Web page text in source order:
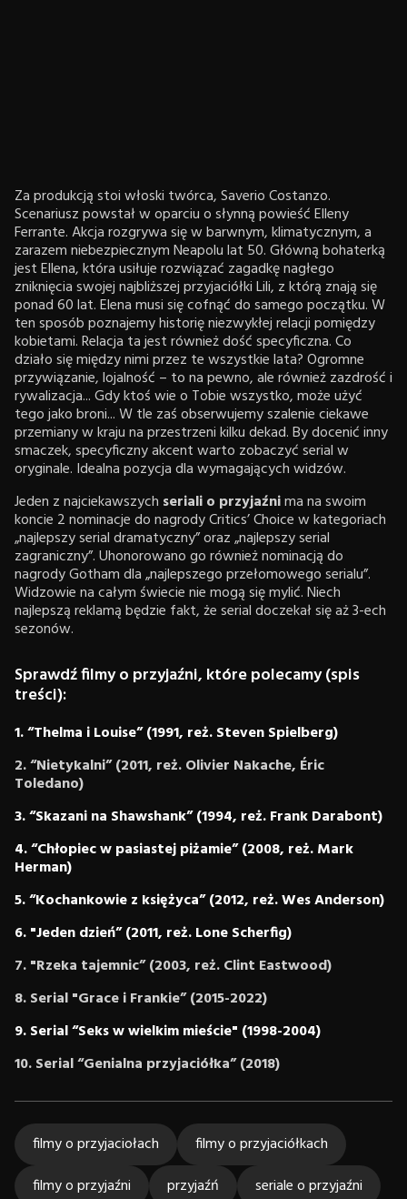
Za produkcją stoi włoski twórca, Saverio Costanzo.
Scenariusz powstał w oparciu o słynną powieść Elleny
Ferrante. Akcja rozgrywa się w barwnym, klimatycznym, a
zarazem niebezpiecznym Neapolu lat 50. Główną bohaterką
jest Ellena, która usiłuje rozwiązać zagadkę nagłego
zniknięcia swojej najbliższej przyjaciółki Lili, z którą znają się
ponad 60 lat. Elena musi się cofnąć do samego początku. W
ten sposób poznajemy historię niezwykłej relacji pomiędzy
kobietami. Relacja ta jest również dość specyficzna. Co
działo się między nimi przez te wszystkie lata? Ogromne
przywiązanie, lojalność – to na pewno, ale również zazdrość i
rywalizacja... Gdy ktoś wie o Tobie wszystko, może użyć
tego jako broni... W tle zaś obserwujemy szalenie ciekawe
przemiany w kraju na przestrzeni kilku dekad. By docenić inny
smaczek, specyficzny akcent warto zobaczyć serial w
oryginale. Idealna pozycja dla wymagających widzów.
Jeden z najciekawszych seriali o przyjaźnima na swoim
koncie 2 nominacje do nagrody Critics’ Choice w kategoriach
„najlepszy serial dramatyczny” oraz „najlepszy serial
zagraniczny”. Uhonorowano go również nominacją do
nagrody Gotham dla „najlepszego przełomowego serialu”.
Widzowie na całym świecie nie mogą się mylić. Niech
najlepszą reklamą będzie fakt, że serial doczekał się aż 3-ech
sezonów.
Sprawdź filmy o przyjaźni, które polecamy (spis
treści):
1. “Thelma i Louise” (1991, reż. Steven Spielberg)
2. “Nietykalni” (2011, reż. Olivier Nakache, Éric
Toledano)
3. “Skazani na Shawshank” (1994, reż. Frank Darabont)
4. “Chłopiec w pasiastej piżamie” (2008, reż. Mark
Herman)
5. “Kochankowie z księżyca” (2012, reż. Wes Anderson)
6. "Jeden dzień” (2011, reż. Lone Scherfig)
7. "Rzeka tajemnic” (2003, reż. Clint Eastwood)
8. Serial "Grace i Frankie” (2015-2022)
9. Serial “Seks w wielkim mieście" (1998-2004)
10. Serial “Genialna przyjaciółka” (2018)
filmy o przyjaciołach
filmy o przyjaciółkach
filmy o przyjaźni
przyjaźń seriale o przyjaźni